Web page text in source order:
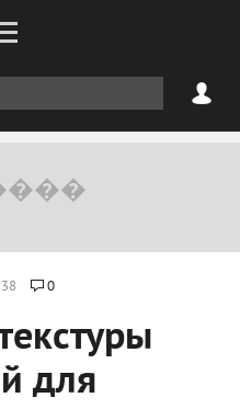
38 0
для